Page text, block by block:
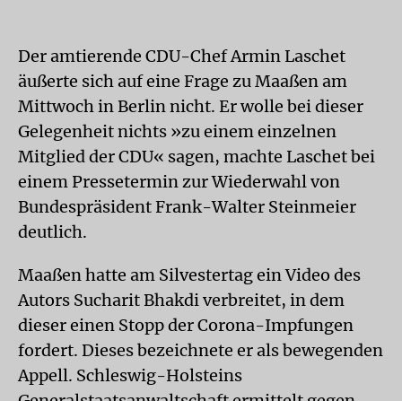
Der amtierende CDU-Chef Armin Laschet
äußerte sich auf eine Frage zu Maaßen am
Mittwoch in Berlin nicht. Er wolle bei dieser
Gelegenheit nichts »zu einem einzelnen
Mitglied der CDU« sagen, machte Laschet bei
einem Pressetermin zur Wiederwahl von
Bundespräsident Frank-Walter Steinmeier
deutlich.
Maaßen hatte am Silvestertag ein Video des
Autors Sucharit Bhakdi verbreitet, in dem
dieser einen Stopp der Corona-Impfungen
fordert. Dieses bezeichnete er als bewegenden
Appell. Schleswig-Holsteins